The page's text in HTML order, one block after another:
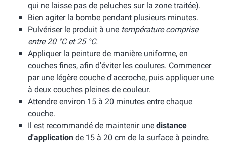
qui ne laisse pas de peluches sur la zone traitée).
Bien agiter la bombe pendant plusieurs minutes.
Pulvériser le produit à une température comprise
entre 20 °C et 25 °C.
Appliquer la peinture de manière uniforme, en
couches fines, afin d'éviter les coulures. Commencer
par une légère couche d'accroche, puis appliquer une
à deux couches pleines de couleur.
Attendre environ 15 à 20 minutes entre chaque
couche.
Il est recommandé de maintenir une distance
d'application de 15 à 20 cm de la surface à peindre.